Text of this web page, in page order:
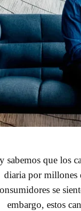
sabemos que los
diaria por millones
se
embargo, estos